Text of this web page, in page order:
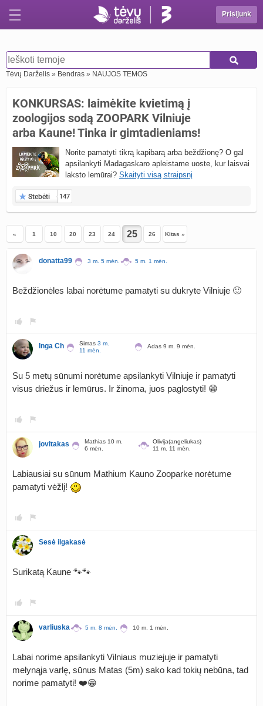
Prisijunk
Tėvų Darželis » Bendras » NAUJOS TEMOS
KONKURSAS: laimėkite kvietimą į
zoologijos sodą ZOOPARK Vilniuje
arba Kaune! Tinka ir gimtadieniams!
Norite pamatyti tikrą kapibarą arba beždžionę? O gal
apsilankyti Madagaskaro apleistame uoste, kur laisvai
laksto lemūrai? Skaityti visą straipsnį
Stebėti 147
« 1 10 20 23 24 26 Kitas »
donatta99 3 m. 5 mėn. 5 m. 1 mėn.
Beždžionėles labai norėtume pamatyti su dukryte Vilniuje 🙂
Inga Ch Simas 3 m.
11 mėn.
Adas 9 m. 9 mėn.
Su 5 metų sūnumi norėtume apsilankyti Vilniuje ir pamatyti
visus driežus ir lemūrus. Ir žinoma, juos paglostyti! 😁
jovitakas
Mathias 10 m.
6 mėn.
Olivija(angeliukas)
11 m. 11 mėn.
Labiausiai su sūnum Mathium Kauno Zooparke norėtume
pamatyti vėžlį!
Sesė ilgakasė
Surikatą Kaune 🐾🐾
varliuska 5 m. 8 mėn. 10 m. 1 mėn.
Labai norime apsilankyti Vilniaus muziejuje ir pamatyti
melynąja varlę, sūnus Matas (5m) sako kad tokių nebūna, tad
norime pamatyti! ❤️😁